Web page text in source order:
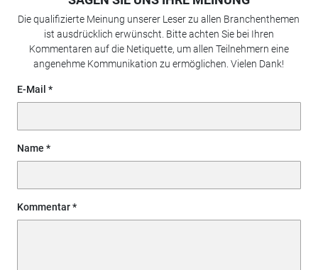
Die qualifizierte Meinung unserer Leser zu allen Branchenthemen
ist ausdrücklich erwünscht. Bitte achten Sie bei Ihren
Kommentaren auf die Netiquette, um allen Teilnehmern eine
angenehme Kommunikation zu ermöglichen. Vielen Dank!
E-Mail
Name
Kommentar